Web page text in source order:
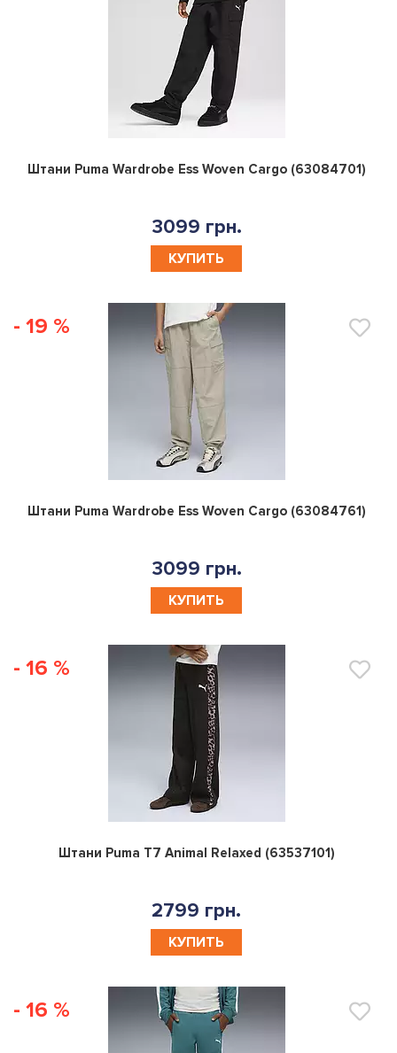
0
Штани Puma Wardrobe Ess Woven Cargo (63084701)
3099 грн.
КУПИТЬ
- 19 %
0
Штани Puma Wardrobe Ess Woven Cargo (63084761)
3099 грн.
КУПИТЬ
- 16 %
0
Штани Puma T7 Animal Relaxed (63537101)
2799 грн.
КУПИТЬ
- 16 %